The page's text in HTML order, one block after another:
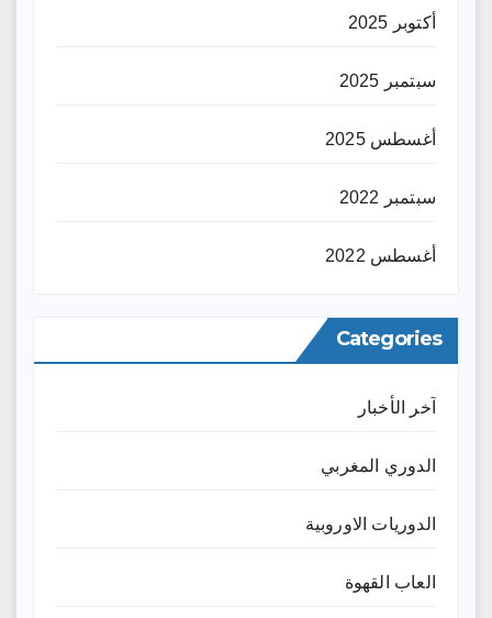
أكتوبر 2025
سبتمبر 2025
أغسطس 2025
سبتمبر 2022
أغسطس 2022
Categories
آخر الأخبار
الدوري المغربي
الدوريات الاوروبية
العاب القهوة